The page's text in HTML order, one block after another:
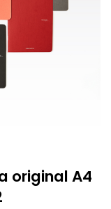
original A4